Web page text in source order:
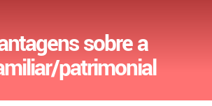
sobre a
patrimonial